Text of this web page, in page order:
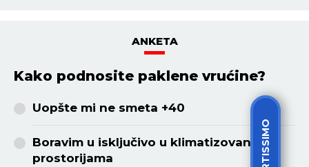
ANKETA
Kako podnosite paklene vrućine?
Uopšte mi ne smeta +40
Boravim u isključivo u klimatizovanim
prostorijama